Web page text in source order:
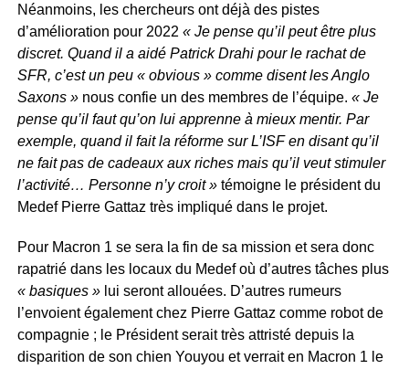
Néanmoins, les chercheurs ont déjà des pistes
d’amélioration pour 2022 « Je pense qu’il peut être plus
discret. Quand il a aidé Patrick Drahi pour le rachat de
SFR, c’est un peu « obvious » comme disent les Anglo
Saxons »nous confie un des membres de l’équipe. « Je
pense qu’il faut qu’on lui apprenne à mieux mentir. Par
exemple, quand il fait la réforme sur L’ISF en disant qu’il
ne fait pas de cadeaux aux riches mais qu’il veut stimuler
l’activité… Personne n’y croit »témoigne le président du
Medef Pierre Gattaz très impliqué dans le projet.
Pour Macron 1 se sera la fin de sa mission et sera donc
rapatrié dans les locaux du Medef où d’autres tâches plus
« basiques »lui seront allouées. D’autres rumeurs
l’envoient également chez Pierre Gattaz comme robot de
compagnie ; le Président serait très attristé depuis la
disparition de son chien Youyou et verrait en Macron 1 le